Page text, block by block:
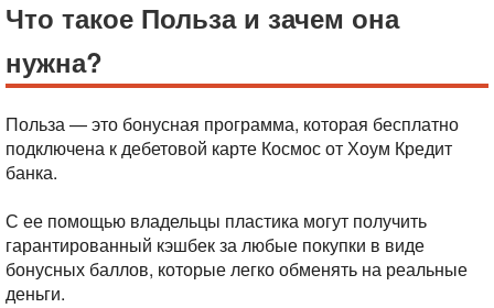
Что такое Польза и зачем она
нужна?
Польза — это бонусная программа, которая бесплатно
подключена к дебетовой карте Космос от Хоум Кредит
банка.
С ее помощью владельцы пластика могут получить
гарантированный кэшбек за любые покупки в виде
бонусных баллов, которые легко обменять на реальные
деньги.